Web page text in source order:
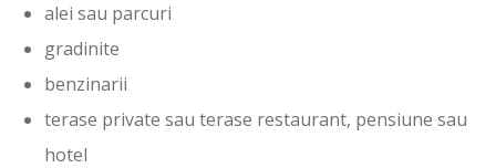
alei sau parcuri
gradinite
benzinarii
terase private sau terase restaurant, pensiune sau
hotel